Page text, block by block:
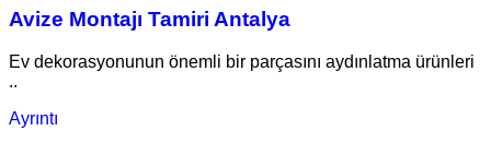
Avize Montajı Tamiri Antalya
Ev dekorasyonunun önemli bir parçasını aydınlatma ürünleri
..
Ayrıntı